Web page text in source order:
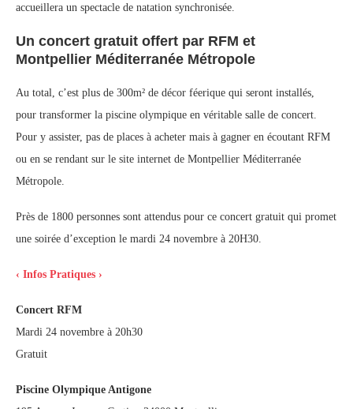
accueillera un spectacle de natation synchronisée.
Un concert gratuit offert par RFM et
Montpellier Méditerranée Métropole
Au total, c’est plus de 300m² de décor féerique qui seront installés,
pour transformer la piscine olympique en véritable salle de concert.
Pour y assister, pas de places à acheter mais à gagner en écoutant RFM
ou en se rendant sur le site internet de Montpellier Méditerranée
Métropole.
Près de 1800 personnes sont attendus pour ce concert gratuit qui promet
une soirée d’exception le mardi 24 novembre à 20H30.
‹ Infos Pratiques ›
Concert RFM
Mardi 24 novembre à 20h30
Gratuit
Piscine Olympique Antigone